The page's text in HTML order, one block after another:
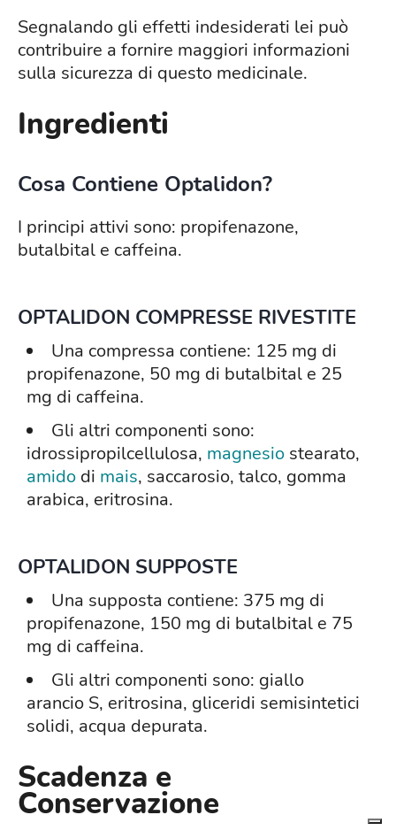
Segnalando gli effetti indesiderati lei può
contribuire a fornire maggiori informazioni
sulla sicurezza di questo medicinale.
Ingredienti
Cosa Contiene Optalidon?
I principi attivi sono: propifenazone,
butalbital e caffeina.
OPTALIDON COMPRESSE RIVESTITE
Una compressa contiene: 125 mg di
propifenazone, 50 mg di butalbital e 25
mg di caffeina.
Gli altri componenti sono:
idrossipropilcellulosa, magnesio stearato,
amido di mais, saccarosio, talco, gomma
arabica, eritrosina.
OPTALIDON SUPPOSTE
Una supposta contiene: 375 mg di
propifenazone, 150 mg di butalbital e 75
mg di caffeina.
Gli altri componenti sono: giallo
arancio S, eritrosina, gliceridi semisintetici
solidi, acqua depurata.
Scadenza e
Conservazione